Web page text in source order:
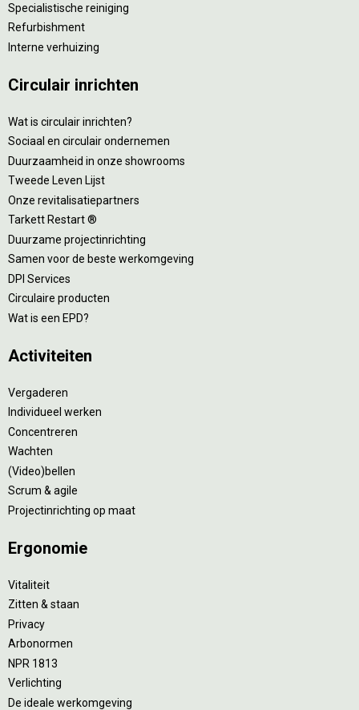
Specialistische reiniging
Refurbishment
Interne verhuizing
Circulair inrichten
Wat is circulair inrichten?
Sociaal en circulair ondernemen
Duurzaamheid in onze showrooms
Tweede Leven Lijst
Onze revitalisatiepartners
Tarkett Restart ®
Duurzame projectinrichting
Samen voor de beste werkomgeving
DPI Services
Circulaire producten
Wat is een EPD?
Activiteiten
Vergaderen
Individueel werken
Concentreren
Wachten
(Video)bellen
Scrum & agile
Projectinrichting op maat
Ergonomie
Vitaliteit
Zitten & staan
Privacy
Arbonormen
NPR 1813
Verlichting
De ideale werkomgeving